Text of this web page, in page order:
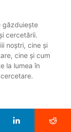
găzduiește
cercetării.
noștri, cine și
cine și cum
la lumea în